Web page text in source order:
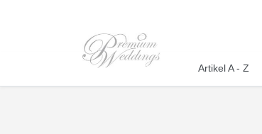
Artikel A - Z